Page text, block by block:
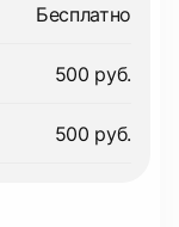
Бесплатно
500 руб.
500 руб.